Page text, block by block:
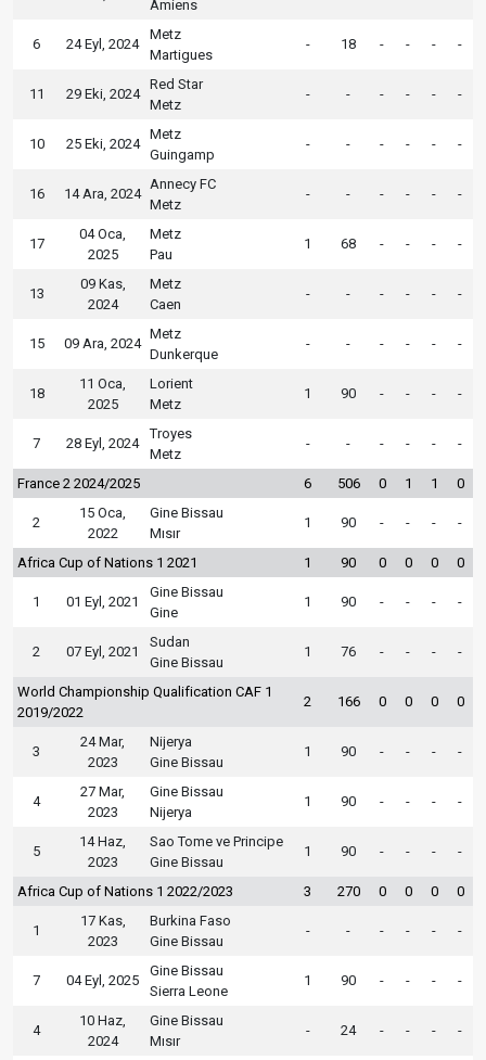
Amiens
6 24 Eyl, 2024
Metz
Martigues
- 18 - - - -
11 29 Eki, 2024
Red Star
Metz
- - - - - -
10 25 Eki, 2024
Metz
Guingamp
- - - - - -
16 14 Ara, 2024
Annecy FC
Metz
- - - - - -
17
04 Oca,
2025
Metz
Pau
1 68 - - - -
13
09 Kas,
2024
Metz
Caen
- - - - - -
15 09 Ara, 2024
Metz
Dunkerque
- - - - - -
18
11 Oca,
2025
Lorient
Metz
1 90 - - - -
7 28 Eyl, 2024
Troyes
Metz
- - - - - -
France 2 2024/2025 6 506 0 1 1 0
2
15 Oca,
2022
Gine Bissau
Mısır
1 90 - - - -
Africa Cup of Nations 1 2021 1 90 0 0 0 0
1 01 Eyl, 2021
Gine Bissau
Gine
1 90 - - - -
2 07 Eyl, 2021
Sudan
Gine Bissau
1 76 - - - -
World Championship Qualification CAF 1
2019/2022
2 166 0 0 0 0
3
24 Mar,
2023
Nijerya
Gine Bissau
1 90 - - - -
4
27 Mar,
2023
Gine Bissau
Nijerya
1 90 - - - -
5
14 Haz,
2023
Sao Tome ve Principe
Gine Bissau
1 90 - - - -
Africa Cup of Nations 1 2022/2023 3 270 0 0 0 0
1
17 Kas,
2023
Burkina Faso
Gine Bissau
- - - - - -
7 04 Eyl, 2025
Gine Bissau
Sierra Leone
1 90 - - - -
4
10 Haz,
2024
Gine Bissau
Mısır
- 24 - - - -